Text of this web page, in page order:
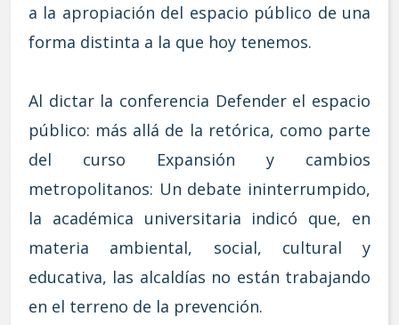
a la apropiación del espacio público de una
forma distinta a la que hoy tenemos.
Al dictar la conferencia Defender el espacio
público: más allá de la retórica, como parte
del curso Expansión y cambios
metropolitanos: Un debate ininterrumpido,
la académica universitaria indicó que, en
materia ambiental, social, cultural y
educativa, las alcaldías no están trabajando
en el terreno de la prevención.